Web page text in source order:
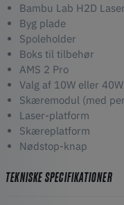
Bambu Lab H2D
Byg plade
Spoleholder
Boks til tilbehør
AMS 2 Pro
Valg af 10W eller
Skæremodul (med
Laser-platform
Skæreplatform
Nødstop-knap
TEKNISKE SPECIFIKATIONER